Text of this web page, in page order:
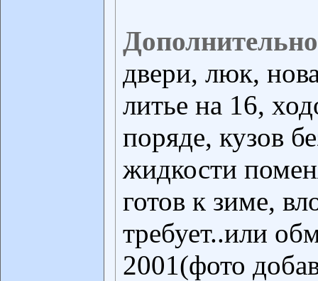
двери, люк,
литье на 16,
поряде, кузов
жидкости
готов к зиме,
требует..или
2001(фото